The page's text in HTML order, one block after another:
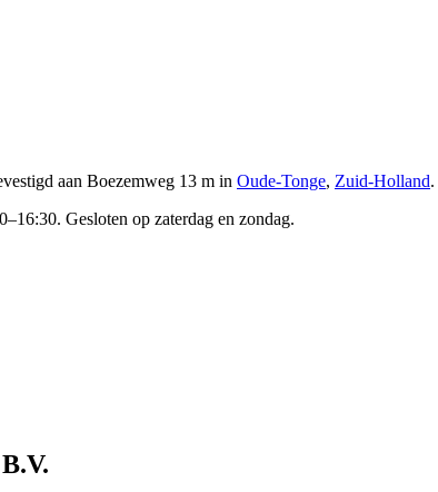
aan Boezemweg 13 m in Oude-Tonge, Zuid-Holland.
Gesloten op zaterdag en zondag.